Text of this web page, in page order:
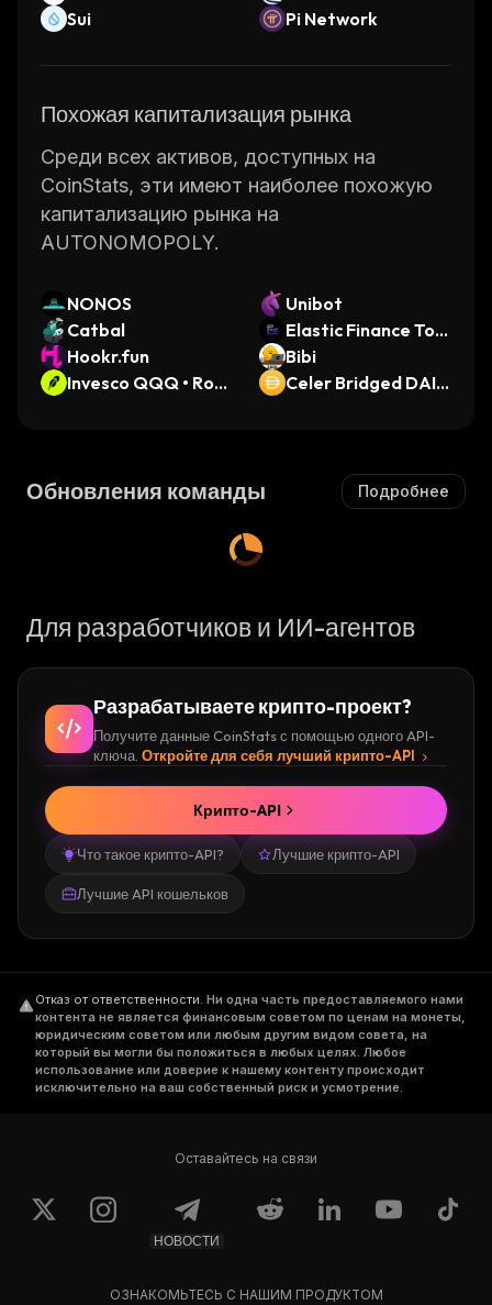
Sui
Pi Network
Похожая капитализация рынка
Среди всех активов, доступных на
CoinStats, эти имеют наиболее похожую
капитализацию рынка на
AUTONOMOPOLY.
NONOS
Unibot
Catbal
Elastic Finance Tok
en
Hookr.fun
Bibi
Invesco QQQ • Robi
Celer Bridged DAI
Обновления команды Подробнее
Для разработчиков и ИИ-агентов
Разрабатываете крипто-проект?
Получите данные CoinStats с помощью одного API-
ключа. Откройте для себя лучший крипто-API
Что такое крипто-API? Лучшие крипто-API
Лучшие API кошельков
Крипто-API
Отказ от ответственности. Ни одна часть предоставляемого нами
контента не является финансовым советом по ценам на монеты,
юридическим советом или любым другим видом совета, на
который вы могли бы положиться в любых целях. Любое
использование или доверие к нашему контенту происходит
исключительно на ваш собственный риск и усмотрение.
Оставайтесь на связи
НОВОСТИ
ОЗНАКОМЬТЕСЬ С НАШИМ ПРОДУКТОМ